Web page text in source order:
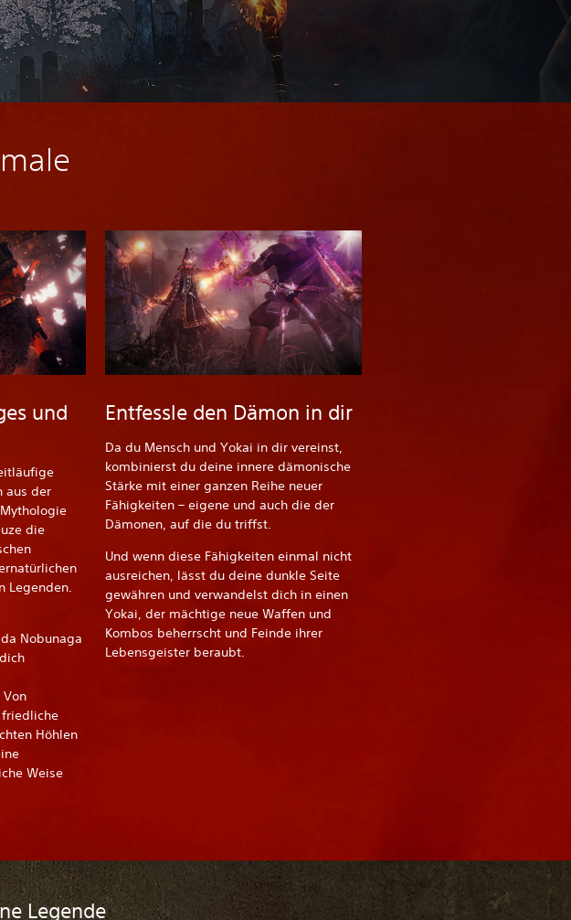
und
aus der
die
Legenden.
Nobunaga
Höhlen
Weise
Entfessle den Dämon in dir
Da du Mensch und Yokai in dir vereinst,
kombinierst du deine innere dämonische
Stärke mit einer ganzen Reihe neuer
Fähigkeiten – eigene und auch die der
Dämonen, auf die du triffst.
Und wenn diese Fähigkeiten einmal nicht
ausreichen, lässt du deine dunkle Seite
gewähren und verwandelst dich in einen
Yokai, der mächtige neue Waffen und
Kombos beherrscht und Feinde ihrer
Lebensgeister beraubt.
Legende